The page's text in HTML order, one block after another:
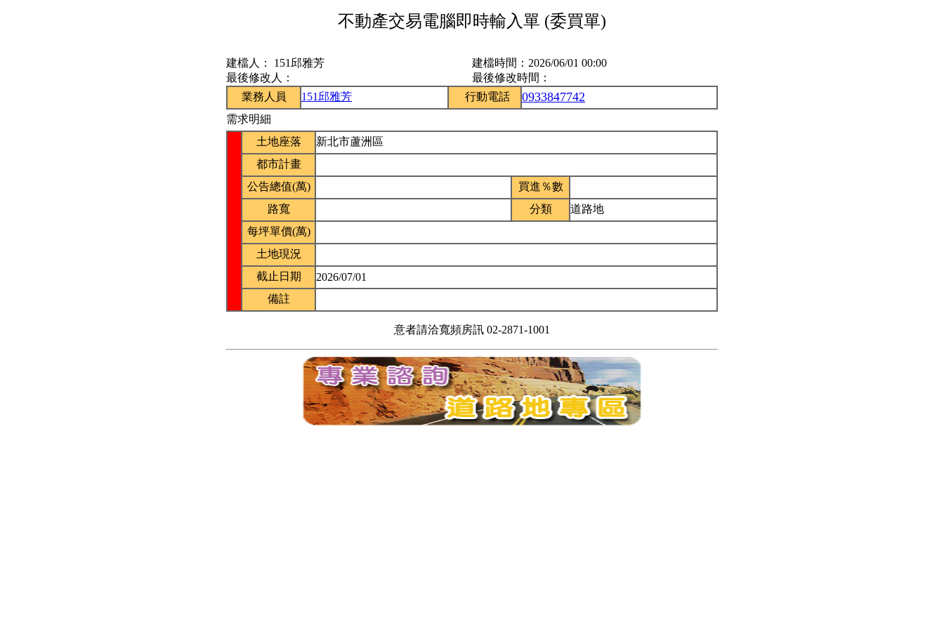
不動產交易電腦即時輸入單 (委買單)
建檔人： 151邱雅芳 建檔時間： 2026/06/01 00:00
最後修改人：
最後修改時間：
業務人員
151邱雅芳 行動電話 0933847742
需求明細
土地座落
新北市蘆洲區
都市計畫
公告總值(萬)
買進％數
路寬
分類
道路地
每坪單價(萬)
土地現況
截止日期
2026/07/01
備註
意者請洽寬頻房訊 02-2871-1001